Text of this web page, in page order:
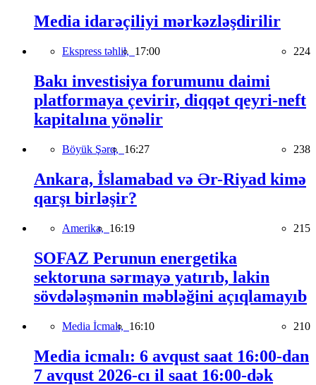
Media idarəçiliyi mərkəzləşdirilir
Ekspress təhlil, 17:00 224
Bakı investisiya forumunu daimi
platformaya çevirir, diqqət qeyri-neft
kapitalına yönəlir
Böyük Şərq, 16:27 238
Ankara, İslamabad və Ər-Riyad kimə
qarşı birləşir?
Amerika, 16:19 215
SOFAZ Perunun energetika
sektoruna sərmayə yatırıb, lakin
sövdələşmənin məbləğini açıqlamayıb
Media İcmalı, 16:10 210
Media icmalı: 6 avqust saat 16:00-dan
7 avqust 2026-cı il saat 16:00-dək